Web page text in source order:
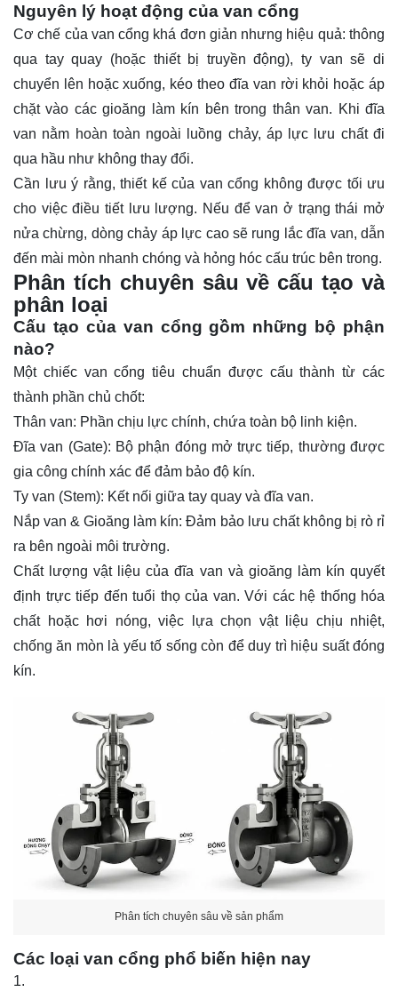
Nguyên lý hoạt động của van cổng
Cơ chế của van cổng khá đơn giản nhưng hiệu quả: thông
qua tay quay (hoặc thiết bị truyền động), ty van sẽ di
chuyển lên hoặc xuống, kéo theo đĩa van rời khỏi hoặc áp
chặt vào các gioăng làm kín bên trong thân van. Khi đĩa
van nằm hoàn toàn ngoài luồng chảy, áp lực lưu chất đi
qua hầu như không thay đổi.
Cần lưu ý rằng, thiết kế của van cổng không được tối ưu
cho việc điều tiết lưu lượng. Nếu để van ở trạng thái mở
nửa chừng, dòng chảy áp lực cao sẽ rung lắc đĩa van, dẫn
đến mài mòn nhanh chóng và hỏng hóc cấu trúc bên trong.
Phân tích chuyên sâu về cấu tạo và
phân loại
Cấu tạo của van cổng gồm những bộ phận
nào?
Một chiếc van cổng tiêu chuẩn được cấu thành từ các
thành phần chủ chốt:
Thân van: Phần chịu lực chính, chứa toàn bộ linh kiện.
Đĩa van (Gate): Bộ phận đóng mở trực tiếp, thường được
gia công chính xác để đảm bảo độ kín.
Ty van (Stem): Kết nối giữa tay quay và đĩa van.
Nắp van & Gioăng làm kín: Đảm bảo lưu chất không bị rò rỉ
ra bên ngoài môi trường.
Chất lượng vật liệu của đĩa van và gioăng làm kín quyết
định trực tiếp đến tuổi thọ của van. Với các hệ thống hóa
chất hoặc hơi nóng, việc lựa chọn vật liệu chịu nhiệt,
chống ăn mòn là yếu tố sống còn để duy trì hiệu suất đóng
kín.
Phân tích chuyên sâu về sản phẩm
Các loại van cổng phổ biến hiện nay